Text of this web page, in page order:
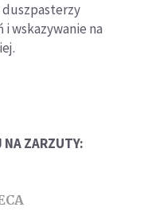
duszpasterzy
wskazywanie na
NA ZARZUTY: